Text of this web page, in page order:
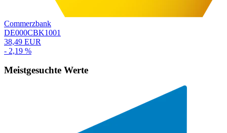
Commerzbank
DE000CBK1001
38,49 EUR
- 2,19 %
Meistgesuchte Werte